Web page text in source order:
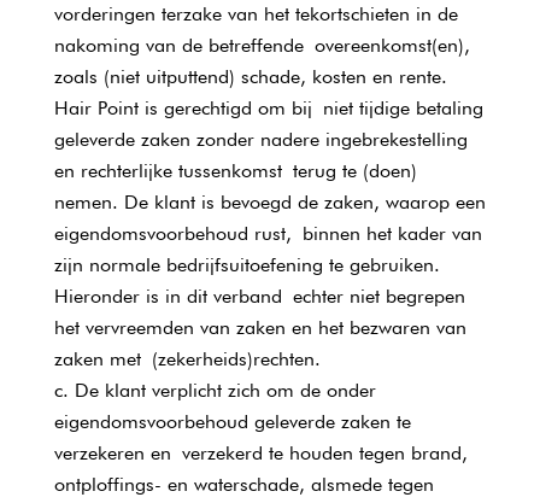
vorderingen terzake van het tekortschieten in de
nakoming van de betreffende overeenkomst(en),
zoals (niet uitputtend) schade, kosten en rente.
Hair Point is gerechtigd om bij niet tijdige betaling
geleverde zaken zonder nadere ingebrekestelling
en rechterlijke tussenkomst terug te (doen)
nemen. De klant is bevoegd de zaken, waarop een
eigendomsvoorbehoud rust, binnen het kader van
zijn normale bedrijfsuitoefening te gebruiken.
Hieronder is in dit verband echter niet begrepen
het vervreemden van zaken en het bezwaren van
zaken met (zekerheids)rechten.
De klant verplicht zich om de onder
eigendomsvoorbehoud geleverde zaken te
verzekeren en verzekerd te houden tegen brand,
ontploffings- en waterschade, alsmede tegen